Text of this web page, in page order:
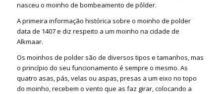
nasceu o moinho de bombeamento de pôlder.
A primeira informação histórica sobre o moinho de polder
data de 1407 e diz respeito a um moinho na cidade de
Alkmaar.
Os moinhos de polder são de diversos tipos e tamanhos, mas
o princípio do seu funcionamento é sempre o mesmo. As
quatro asas, pás, velas ou aspas, presas a um eixo no topo
do moinho, recebem o vento que as faz girar, colocando a